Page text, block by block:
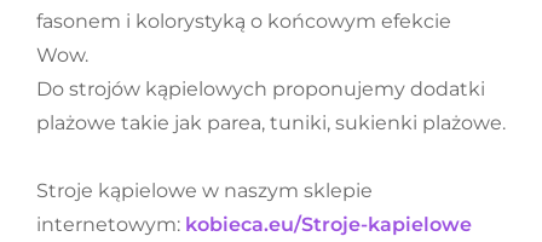
fasonem i kolorystyką o końcowym efekcie
Wow.
Do strojów kąpielowych proponujemy dodatki
plażowe takie jak parea, tuniki, sukienki plażowe.
Stroje kąpielowe w naszym sklepie
internetowym: kobieca.eu/Stroje-kapielowe